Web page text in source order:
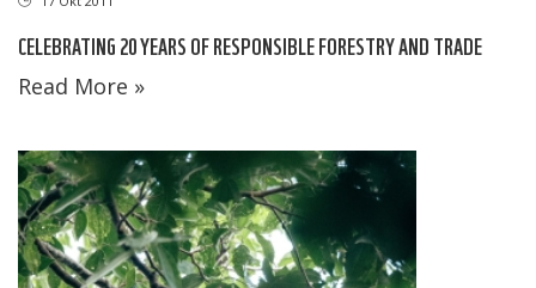
CELEBRATING 20 YEARS OF RESPONSIBLE FORESTRY AND TRADE
Read More »